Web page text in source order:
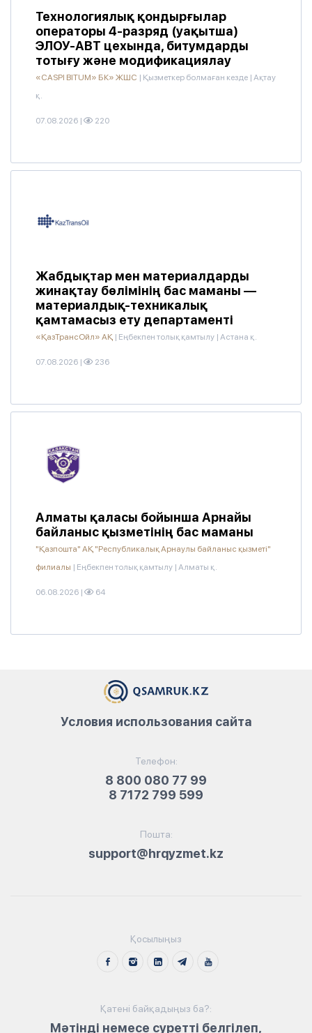
Технологиялық қондырғылар
операторы 4-разряд (уақытша)
ЭЛОУ-АВТ цехында, битумдарды
тотығу және модификациялау
«CASPI BITUM» БК» ЖШС | Қызметкер болмаған кезде | Ақтау
қ.
07.08.2026 | 220
Жабдықтар мен материалдарды
жинақтау бөлімінің бас маманы —
материалдық-техникалық
қамтамасыз ету департаменті
«ҚазТрансОйл» АҚ | Еңбекпен толық қамтылу | Астана қ.
07.08.2026 | 236
Алматы қаласы бойынша Арнайы
байланыс қызметінің бас маманы
"Қазпошта" АҚ "Республикалық Арнаулы байланыс қызметі"
филиалы | Еңбекпен толық қамтылу | Алматы қ.
06.08.2026 | 64
Телефон:
8 800 080 77 99
8 7172 799 599
Пошта:
support@hrqyzmet.kz
Условия использования сайта
Қосылыңыз
Қатені байқадыңыз ба?:
Мәтінді немесе суретті белгілеп,